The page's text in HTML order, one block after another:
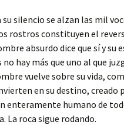
silencio se alzan las mil
rostros constituyen el
absurdo dice que sí y
hay más que uno al que
vuelve sobre su vida,
en su destino,
enteramente humano de
La roca sigue rodando.